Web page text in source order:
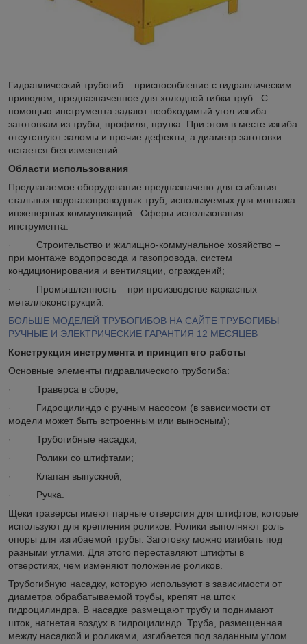
Гидравлический трубогиб – приспособление с гидравлическим
приводом, предназначенное для холодной гибки труб. С
помощью инструмента задают необходимый угол изгиба
заготовкам из трубы, профиля, прутка. При этом в месте изгиба
отсутствуют заломы и прочие дефекты, а диаметр заготовки
остается без изменений.
Области использования
Предлагаемое оборудование предназначено для сгибания
стальных водогазопроводных труб, используемых для монтажа
инженерных коммуникаций. Сферы использования
инструмента:
· Строительство и жилищно-коммунальное хозяйство –
при монтаже водопровода и газопровода, систем
кондиционирования и вентиляции, ограждений;
· Промышленность – при производстве каркасных
металлоконструкций.
БОЛЬШЕ МОДЕЛЕЙ ТРУБОГИБОВ НА САЙТЕ ТРУБОГИБЫ
РУЧНЫЕ И ЭЛЕКТРИЧЕСКИЕ ГАРАНТИЯ 12 МЕСЯЦЕВ
Конструкция инструмента и принцип его работы
Основные элементы гидравлического трубогиба:
· Траверса в сборе;
· Гидроцилиндр с ручным насосом (в зависимости от
модели может быть встроенным или выносным);
· Трубогибные насадки;
· Ролики со штифтами;
· Клапан выпускной;
· Ручка.
Щеки траверсы имеют парные отверстия для штифтов, которые
используют для крепления роликов. Ролики выполняют роль
опоры для изгибаемой трубы. Заготовку можно изгибать под
разными углами. Для этого переставляют штифты в
отверстиях, чем изменяют положение роликов.
Трубогибную насадку, которую используют в зависимости от
диаметра обрабатываемой трубы, крепят на шток
гидроцилиндра. В насадке размещают трубу и поднимают
шток, нагнетая воздух в гидроцилиндр. Труба, размещенная
между насадкой и роликами, изгибается под заданным углом